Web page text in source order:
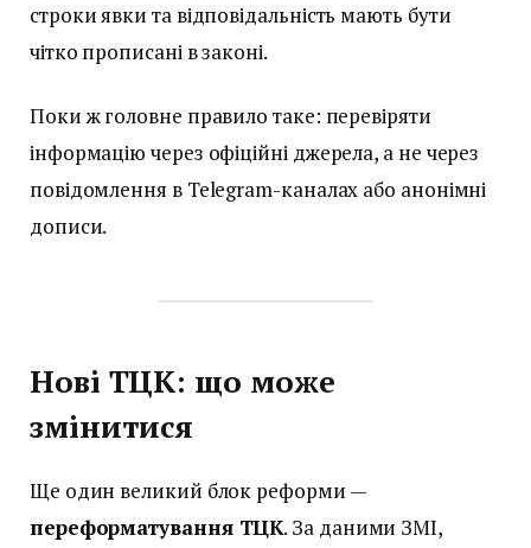
строки явки та відповідальність мають бути
чітко прописані в законі.
Поки ж головне правило таке: перевіряти
інформацію через офіційні джерела, а не через
повідомлення в Telegram-каналах або анонімні
дописи.
Нові ТЦК: що може
змінитися
Ще один великий блок реформи —
переформатування ТЦК. За даними ЗМІ,